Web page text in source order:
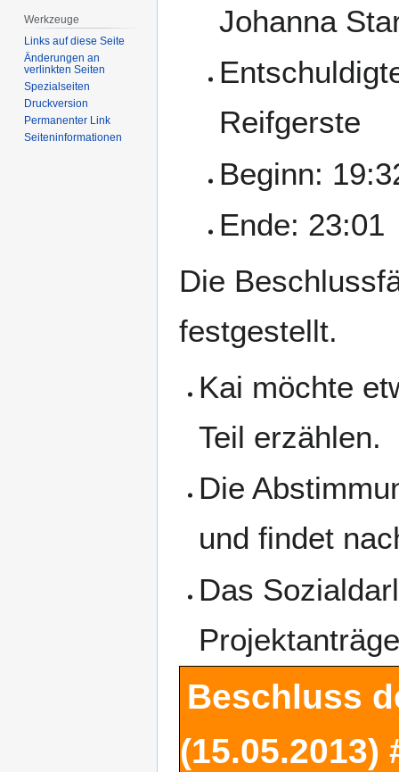
Johanna
Reifgerste
Beginn:
Ende: 23:01
Die
festgestellt.
Kai möchte
Teil erzählen.
Die
und findet
Das
Beschluss
(15.05.2013)
Werkzeuge
Links auf diese Seite
Änderungen an
verlinkten Seiten
Spezialseiten
Druckversion
Permanenter Link
Seiten­­informationen